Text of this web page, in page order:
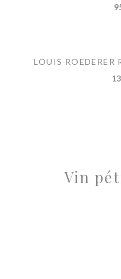
LOUIS ROEDERER
Vin